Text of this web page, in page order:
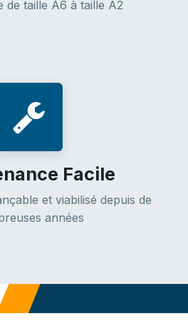
de taille A6 à taille A2
Facile
et viabilisé depuis de
années